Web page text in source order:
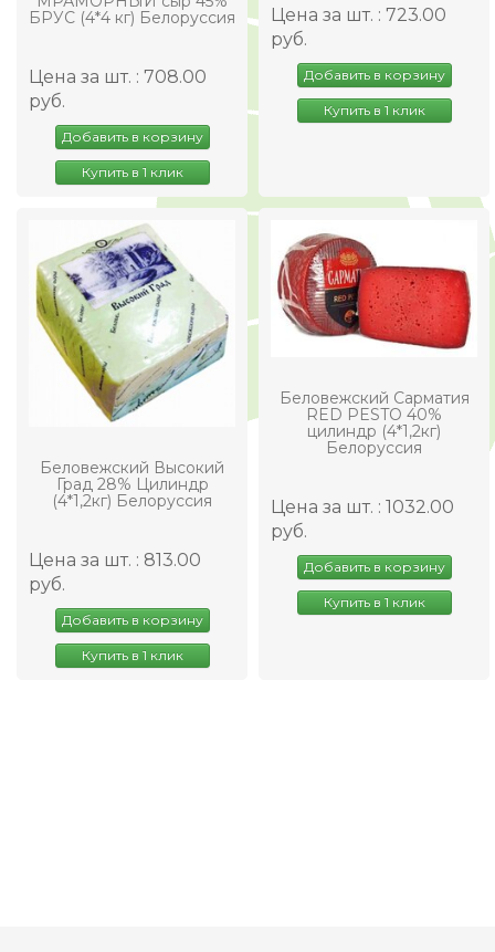
БРУС (4*4 кг) Белоруссия
Цена за шт. : 708.00
руб.
Добавить в корзину
Купить в 1 клик
Цена за шт. : 723.00
руб.
Добавить в корзину
Купить в 1 клик
Беловежский Высокий
Град 28% Цилиндр
(4*1,2кг) Белоруссия
Цена за шт. : 813.00
руб.
Добавить в корзину
Купить в 1 клик
Беловежский Сарматия
RED PESTO 40%
цилиндр (4*1,2кг)
Белоруссия
Цена за шт. : 1032.00
руб.
Добавить в корзину
Купить в 1 клик